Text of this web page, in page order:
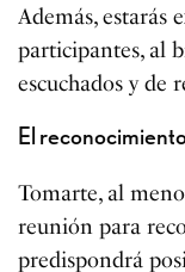
Además, estarás
participantes, al
escuchados y de
El
Tomarte, al
reunión para
predispondrá